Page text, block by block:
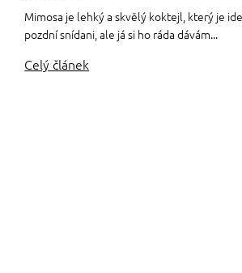
Mimosa je lehký a skvělý koktejl, který je
pozdní snídani, ale já si ho ráda dávám...
Celý článek